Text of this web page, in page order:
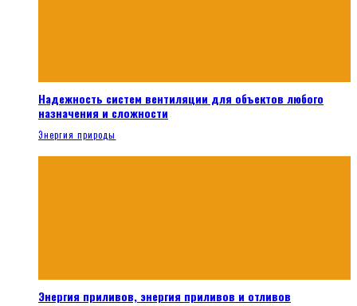
Надежность систем вентиляции для объектов любого
назначения и сложности
Энергия природы
Энергия приливов, энергия приливов и отливов